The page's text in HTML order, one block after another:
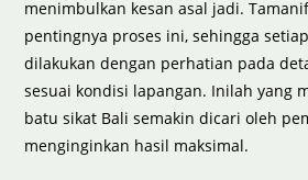
menimbulkan kesan asal jadi.
pentingnya proses ini, sehingga
dilakukan dengan perhatian pada
sesuai kondisi lapangan. Inilah yang
batu sikat Bali semakin dicari oleh
menginginkan hasil maksimal.